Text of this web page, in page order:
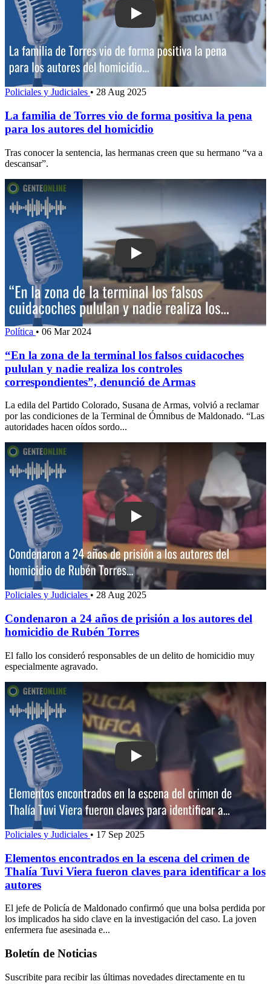
Play: La familia de Torres vio de
Policiales y Judiciales • 28 Aug 2025
La familia de Torres vio de forma positiva la pena
para los autores del homicidio
Tras conocer la sentencia, las hermanas creen que su hermano “va a
descansar”.
Play: “En la zona de la terminal los
Política • 06 Mar 2024
“En la zona de la terminal los falsos cuidacoches
pululan y nadie realiza los controles
correspondientes”, denunció de Armas
La edila del Partido Colorado, Susana de Armas, volvió a reclamar
por las condiciones de la Terminal de Ómnibus de Maldonado. “Las
autoridades hacen oídos sordo...
Play: Condenaron a 24 años de
Policiales y Judiciales • 28 Aug 2025
Condenaron a 24 años de prisión a los autores del
homicidio de Rubén Torres
El fallo los consideró responsables de un delito de homicidio muy
especialmente agravado.
Play: Elementos encontrados en la
Policiales y Judiciales • 17 Sep 2025
Elementos encontrados en la escena del crimen de
Thalía Tuvi Viera fueron claves para identificar a los
autores
El jefe de Policía de Maldonado confirmó que una bolsa perdida por
los implicados ha sido clave en la investigación del caso. La joven
enfermera fue asesinada e...
Boletín de Noticias
Suscribite para recibir las últimas novedades directamente en tu